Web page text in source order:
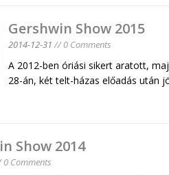
Gershwin Show 2015
2014-12-31// 0 Comments
A 2012-ben óriási sikert aratott,
28-án, két telt-házas előadás után
Show 2014
Comments